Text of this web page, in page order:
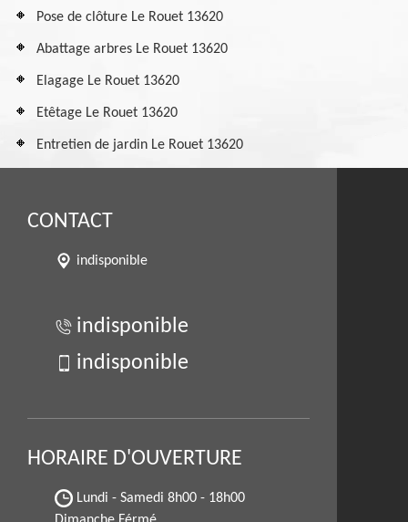
Pose de clôture Le Rouet 13620
Abattage arbres Le Rouet 13620
Elagage Le Rouet 13620
Etêtage Le Rouet 13620
Entretien de jardin Le Rouet 13620
CONTACT
indisponible
indisponible
indisponible
HORAIRE D'OUVERTURE
Lundi - Samedi 8h00 - 18h00